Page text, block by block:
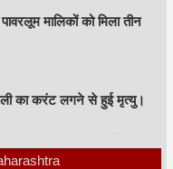
मालिकों को मिला तीन
का करंट लगने से हुई मृत्यु।